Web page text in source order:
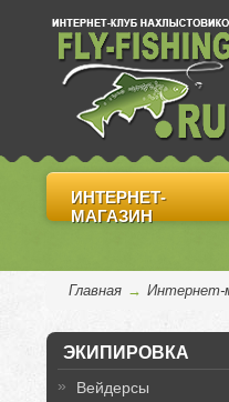
ИНТЕРНЕТ-
МАГАЗИН
Главная → Интернет-
ЭКИПИРОВКА
Вейдерсы